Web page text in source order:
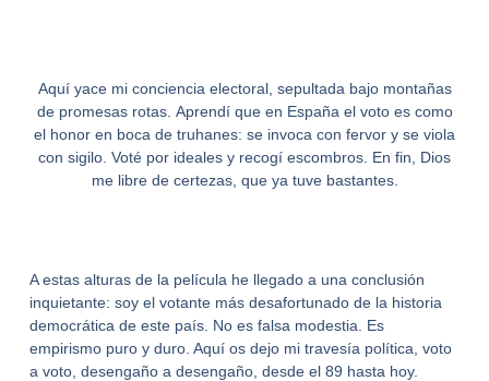
Aquí yace mi conciencia electoral, sepultada bajo montañas
de promesas rotas. Aprendí que en España el voto es como
el honor en boca de truhanes: se invoca con fervor y se viola
con sigilo. Voté por ideales y recogí escombros. En fin, Dios
me libre de certezas, que ya tuve bastantes.
A estas alturas de la película he llegado a una conclusión
inquietante: soy el votante más desafortunado de la historia
democrática de este país. No es falsa modestia. Es
empirismo puro y duro. Aquí os dejo mi travesía política, voto
a voto, desengaño a desengaño, desde el 89 hasta hoy.